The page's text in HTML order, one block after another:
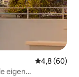
Gemiddelde
4,8 (60)
eigen